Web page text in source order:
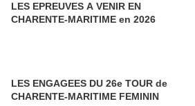
LES EPREUVES A VENIR EN
CHARENTE-MARITIME en 2026
LES ENGAGEES DU 26e TOUR de
CHARENTE-MARITIME FEMININ